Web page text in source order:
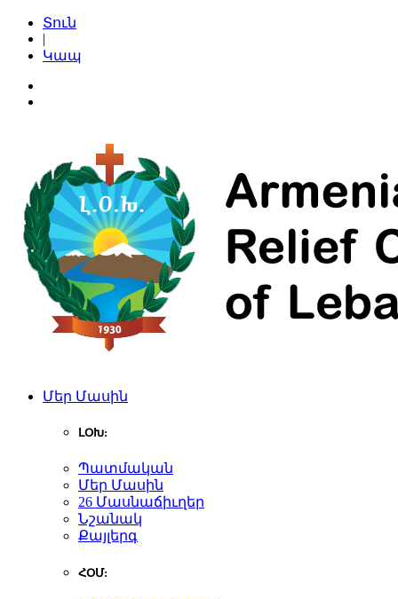
Տուն
|
Կապ
Մեր Մասին
ԼՕԽ:
Պատմական
Մեր Մասին
26 Մասնաճիւղեր
Նշանակ
Քայլերգ
ՀՕՄ: